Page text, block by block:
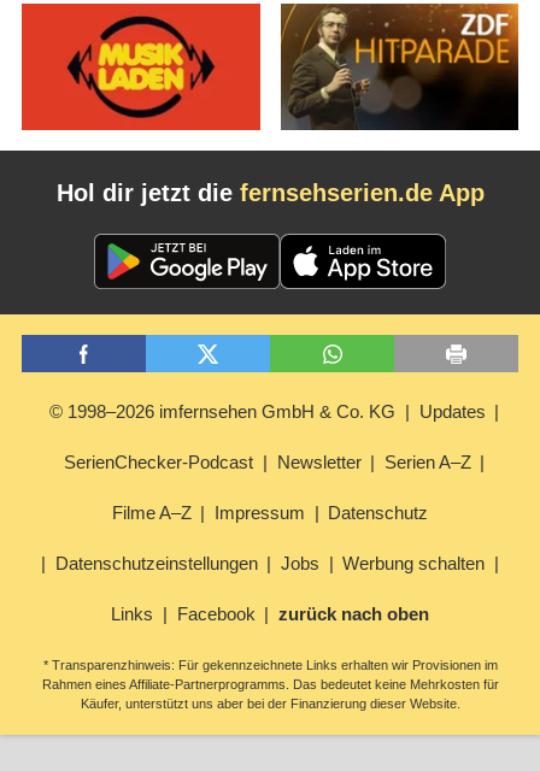
Hol dir jetzt die fernsehserien.de App
© 1998–2026 imfernsehen GmbH & Co. KG Updates
SerienChecker-Podcast Newsletter Serien A–Z
Filme A–Z Impressum Datenschutz
Datenschutzeinstellungen Jobs Werbung schalten
Links Facebook zurück nach oben
* Transparenzhinweis: Für gekennzeichnete Links erhalten wir Provisionen im
Rahmen eines Affiliate-Partnerprogramms. Das bedeutet keine Mehrkosten für
Käufer, unterstützt uns aber bei der Finanzierung dieser Website.